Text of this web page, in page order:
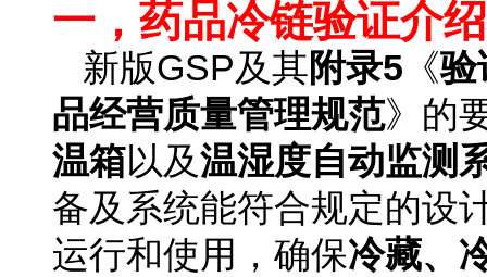
一，药品冷链验证介
新版GSP及其附录5 《验
品经营质量管理规范》的
温箱以及温湿度自动监测
备及系统能符合规定的设
运行和使用，确保冷藏、